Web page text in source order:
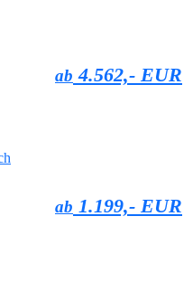
ab 4.562,- EUR
ab 1.199,- EUR